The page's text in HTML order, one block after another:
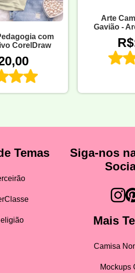
com
CorelDraw
Arte
Gavião -
Temas
Siga-nos
Mais
Camisa
Mockups